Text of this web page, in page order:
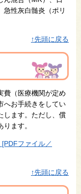
急性灰白髄炎（ポリ
↑先頭に戻る
費（医療機関が定め
へお手続きをしてい
します。ただし、償
ます。
ファイル／
↑先頭に戻る